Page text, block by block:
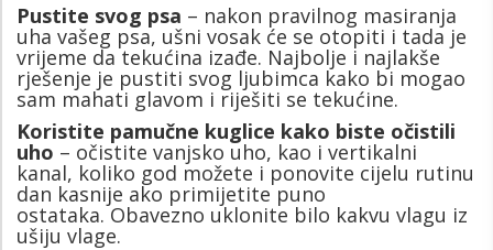
Pustite svog psa – nakon pravilnog masiranja
uha vašeg psa, ušni vosak će se otopiti i tada je
vrijeme da tekućina izađe. Najbolje i najlakše
rješenje je pustiti svog ljubimca kako bi mogao
sam mahati ​​glavom i riješiti se tekućine.
Koristite pamučne kuglice kako biste očistili
uho – očistite vanjsko uho, kao i vertikalni
kanal, koliko god možete i ponovite cijelu rutinu
dan kasnije ako primijetite puno
ostataka. Obavezno uklonite bilo kakvu vlagu iz
ušiju vlage.